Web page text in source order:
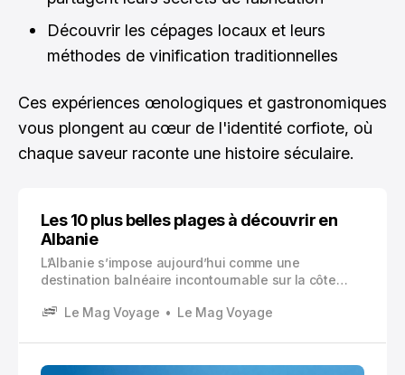
Découvrir les cépages locaux et leurs
méthodes de vinification traditionnelles
Ces expériences œnologiques et gastronomiques
vous plongent au cœur de l'identité corfiote, où
chaque saveur raconte une histoire séculaire.
Les 10 plus belles plages à découvrir en
Albanie
L’Albanie s’impose aujourd’hui comme une
destination balnéaire incontournable sur la côte
un mélange unique d’eaux cristallines, de paysages
Le Mag Voyage Le Mag Voyage